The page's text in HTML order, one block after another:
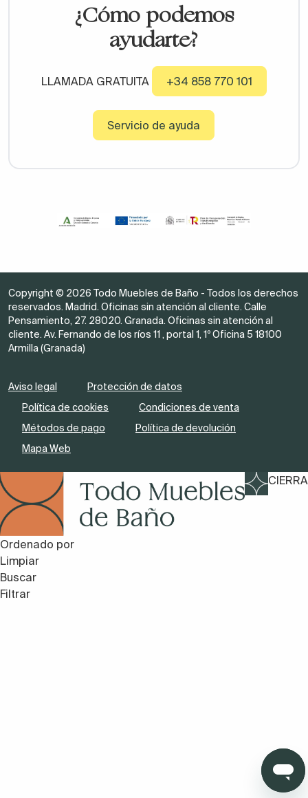
¿Cómo podemos
ayudarte?
LLAMADA GRATUITA +34 858 770 101
Servicio de ayuda
Copyright © 2026 Todo Muebles de Baño - Todos los derechos
reservados. Madrid. Oficinas sin atención al cliente. Calle
Pensamiento, 27. 28020. Granada. Oficinas sin atención al
cliente. Av. Fernando de los ríos 11 , portal 1, 1º Oficina 5 18100
Armilla (Granada)
Aviso legal
Protección de datos
Política de cookies
Condiciones de venta
Métodos de pago
Política de devolución
Mapa Web
CIERRA
Ordenado por
Limpiar
Buscar
Filtrar